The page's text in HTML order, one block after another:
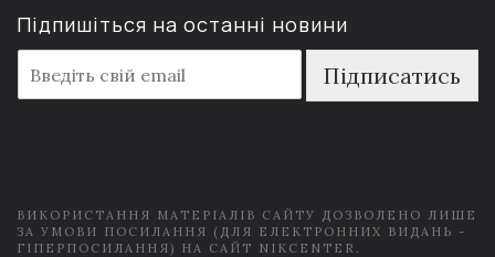
Підпишіться на останні новини
m
a
Підписатись
ВИКОРИСТАННЯ МАТЕРІАЛІВ САЙТУ ДОЗВОЛЕНО ЛИШЕ
ЗА УМОВИ ПОСИЛАННЯ (ДЛЯ ЕЛЕКТРОННИХ ВИДАНЬ -
ГІПЕРПОСИЛАННЯ) НА САЙТ NIKCENTER.